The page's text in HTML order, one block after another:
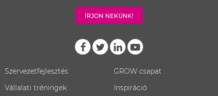
ÍRJON NEKÜNK!
Szervezetfejlesztés
Vállalati tréningek
GROW csapat
Inspiráció